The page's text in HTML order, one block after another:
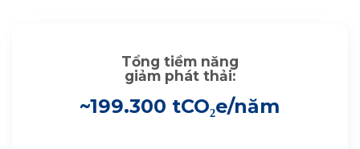
Tổng tiềm năng
giảm phát thải:
~199.300 tCO₂e/năm